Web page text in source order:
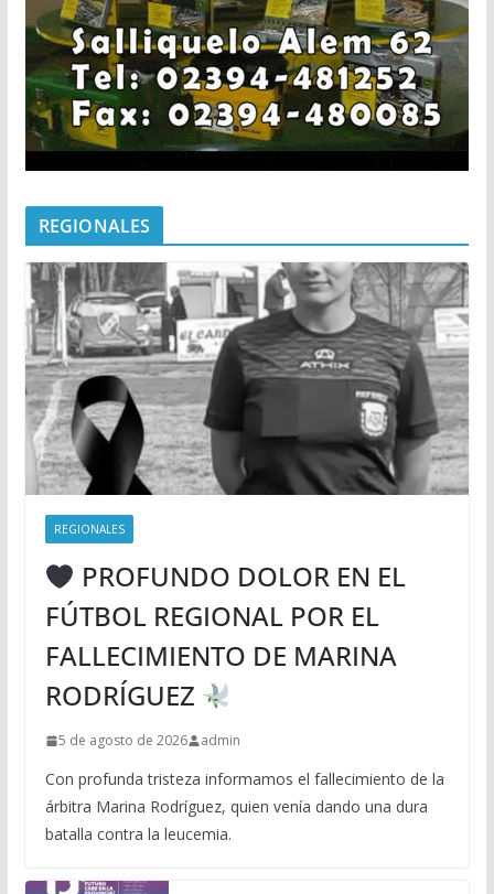
REGIONALES
REGIONALES
PROFUNDO DOLOR EN EL
FÚTBOL REGIONAL POR EL
FALLECIMIENTO DE MARINA
RODRÍGUEZ
5 de agosto de 2026 admin
Con profunda tristeza informamos el fallecimiento de la
árbitra Marina Rodríguez, quien venía dando una dura
batalla contra la leucemia.